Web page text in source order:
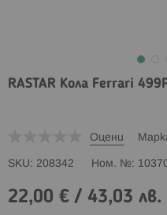
RASTAR Кола Ferrari
Оцени
SKU 208342 Ном. №
22,00 € / 43,03 лв.